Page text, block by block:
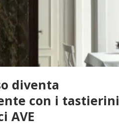
diventa
con i tastierini
AVE